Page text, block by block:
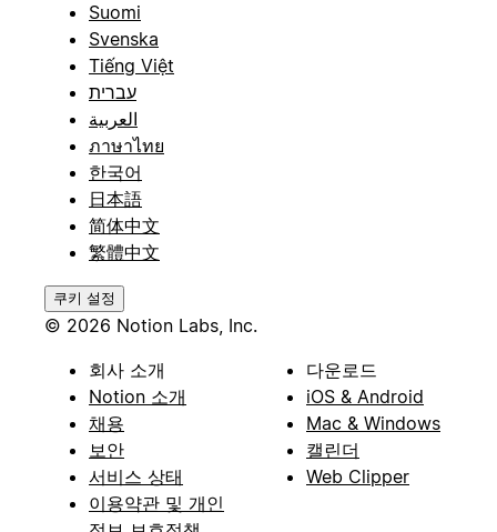
Suomi
Svenska
Tiếng Việt
עברית
العربية
ภาษาไทย
한국어
日本語
简体中文
繁體中文
쿠키 설정
© 2026 Notion Labs, Inc.
회사 소개
Notion 소개
채용
보안
서비스 상태
이용약관 및 개인
다운로드
iOS & Android
Mac & Windows
캘린더
Web Clipper